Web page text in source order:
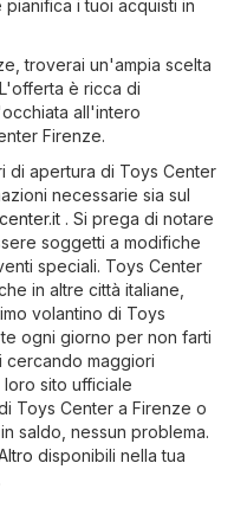
i tuoi acquisti in
troverai un'ampia scelta
è ricca di
all'intero
Firenze.
di apertura di Toys Center
necessarie sia sul
. Si prega di notare
soggetti a modifiche
speciali. Toys Center
in altre città italiane,
volantino di Toys
ogni giorno per non farti
cercando maggiori
loro sito ufficiale
Toys Center a Firenze o
saldo, nessun problema.
disponibili nella tua